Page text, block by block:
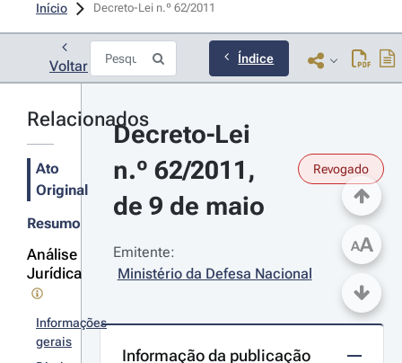
Início Decreto-Lei n.º 62/2011
Voltar Índice
Relacionados
Ato
Original
Resumo
Análise
Jurídica
Informações
gerais
Decreto-Lei
n.º 62/2011,
de 9 de maio
Revogado
Emitente:
Ministério da Defesa Nacional
Informação da publicação
AA